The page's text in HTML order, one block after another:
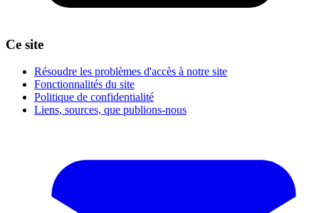
Ce site
Résoudre les problèmes d'accès à notre site
Fonctionnalités du site
Politique de confidentialité
Liens, sources, que publions-nous